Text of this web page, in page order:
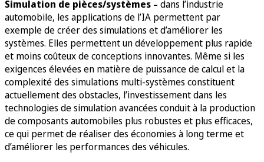
Simulation de pièces/systèmes – dans l’industrie
automobile, les applications de l’IA permettent par
exemple de créer des simulations et d’améliorer les
systèmes. Elles permettent un développement plus rapide
et moins coûteux de conceptions innovantes. Même si les
exigences élevées en matière de puissance de calcul et la
complexité des simulations multi-systèmes constituent
actuellement des obstacles, l’investissement dans les
technologies de simulation avancées conduit à la production
de composants automobiles plus robustes et plus efficaces,
ce qui permet de réaliser des économies à long terme et
d’améliorer les performances des véhicules.